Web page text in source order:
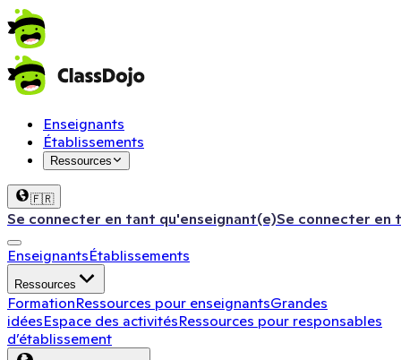
Enseignants
Établissements
Ressources
🇫🇷
Se connecter en tant qu'enseignant(e)Se connecter en
EnseignantsÉtablissements
Ressources
FormationRessources pour enseignantsGrandes
idéesEspace des activitésRessources pour responsables
d’établissement